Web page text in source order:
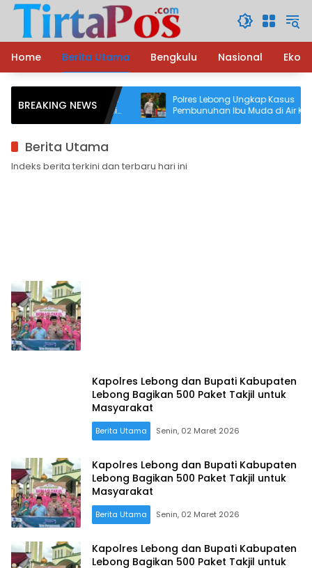
Langsung
konten
Home
Berita Utama Bengkulu Nasional
BREAKING NEWS
Kasus Kekerasan
Meninggal Dunia,
Diamankan
Polres Lebong Ungkap Kasus
Pembunuhan Ibu Muda di Air
Pelaku Ternyata Suami Korban
Berita Utama
Indeks berita terkini dan terbaru hari ini
Kapolres Lebong dan Bupati Kabupaten
Lebong Bagikan 500 Paket Takjil untuk
Masyarakat
Berita Utama Senin, 02 Maret 2026
Kapolres Lebong dan Bupati Kabupaten
Lebong Bagikan 500 Paket Takjil untuk
Masyarakat
Berita Utama Senin, 02 Maret 2026
Kapolres Lebong dan Bupati Kabupaten
Lebong Bagikan 500 Paket Takjil untuk